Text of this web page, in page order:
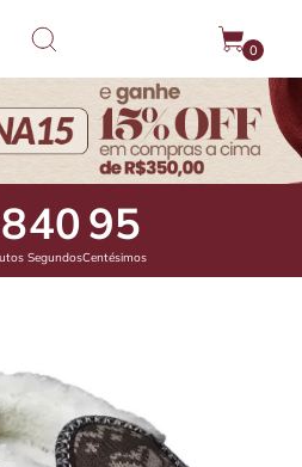
0
40
Segundos
55
Centésimos